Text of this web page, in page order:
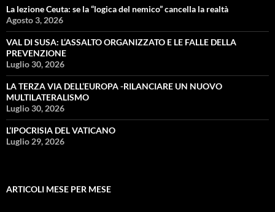
La lezione Ceuta: se la “logica del nemico” cancella la realtà
Agosto 3, 2026
VAL DI SUSA: L’ASSALTO ORGANIZZATO E LE FALLE DELLA
PREVENZIONE
Luglio 30, 2026
LA TERZA VIA DELL’EUROPA -RILANCIARE UN NUOVO
MULTILATERALISMO
Luglio 30, 2026
L’IPOCRISIA DEL VATICANO
Luglio 29, 2026
ARTICOLI MESE PER MESE